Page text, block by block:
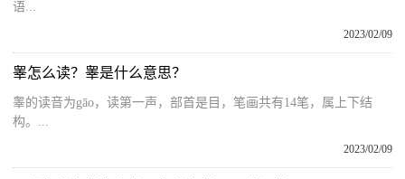
语...
2023/02/09
睾怎么读？睾是什么意思？
睾的读音为gāo，读第一声，部首是目，笔画共有14笔，属上下结
构。...
2023/02/09